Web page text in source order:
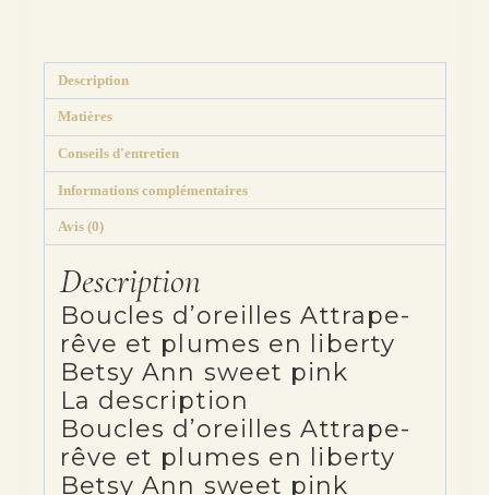
Description
Matières
Conseils d'entretien
Informations complémentaires
Avis (0)
Description
Boucles d’oreilles Attrape-
rêve et plumes en liberty
Betsy Ann sweet pink
La description
Boucles d’oreilles Attrape-
rêve et plumes en liberty
Betsy Ann sweet pink